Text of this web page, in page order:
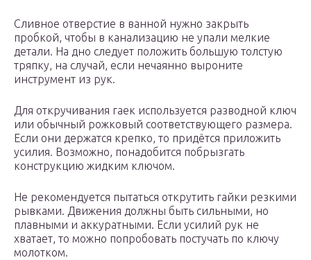
Сливное отверстие в ванной нужно закрыть
пробкой, чтобы в канализацию не упали мелкие
детали. На дно следует положить большую толстую
тряпку, на случай, если нечаянно выроните
инструмент из рук.
Для откручивания гаек используется разводной ключ
или обычный рожковый соответствующего размера.
Если они держатся крепко, то придётся приложить
усилия. Возможно, понадобится побрызгать
конструкцию жидким ключом.
Не рекомендуется пытаться открутить гайки резкими
рывками. Движения должны быть сильными, но
плавными и аккуратными. Если усилий рук не
хватает, то можно попробовать постучать по ключу
молотком.